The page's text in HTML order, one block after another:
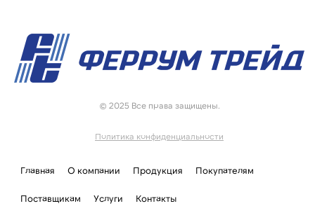
© 2025 Все права защищены.
Политика конфиденциальности
Главная О компании Продукция Покупателям
Поставщикам Услуги Контакты